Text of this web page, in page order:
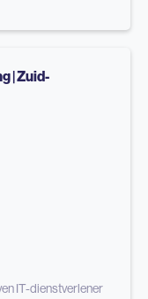
| Zuid-
IT-dienstverlener